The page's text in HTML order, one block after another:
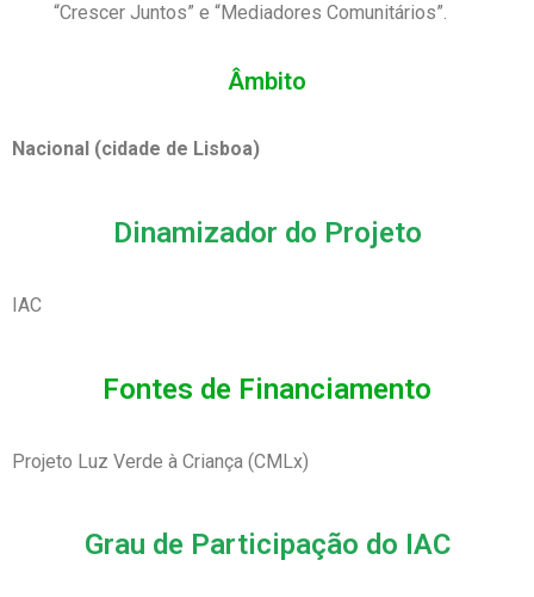
“Crescer Juntos” e “Mediadores Comunitários”.
Âmbito
Nacional (cidade de Lisboa)
Dinamizador do Projeto
IAC
Fontes de Financiamento
Projeto Luz Verde à Criança (CMLx)
Grau de Participação do IAC